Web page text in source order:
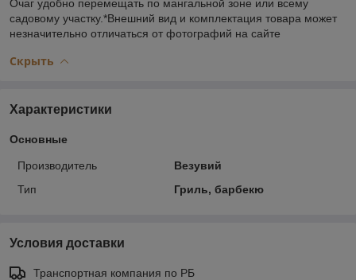
Очаг удобно перемещать по мангальной зоне или всему
садовому участку.*Внешний вид и комплектация товара может
незначительно отличаться от фотографий на сайте
Скрыть
Характеристики
Основные
Производитель
Везувий
Тип
Гриль, барбекю
Условия доставки
Транспортная компания по РБ